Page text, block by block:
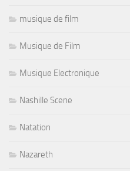
musique de film
Musique de Film
Musique Electronique
Nashille Scene
Natation
Nazareth